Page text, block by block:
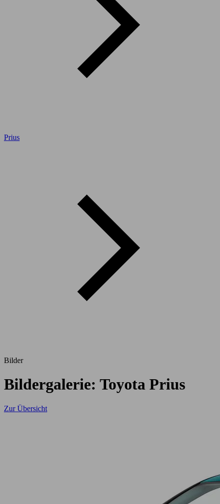
Prius
Bilder
Bildergalerie: Toyota Prius
Zur Übersicht